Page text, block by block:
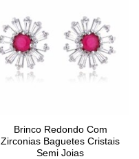
Brinco Redondo Com
Zirconias Baguetes Cristais
Semi Joias